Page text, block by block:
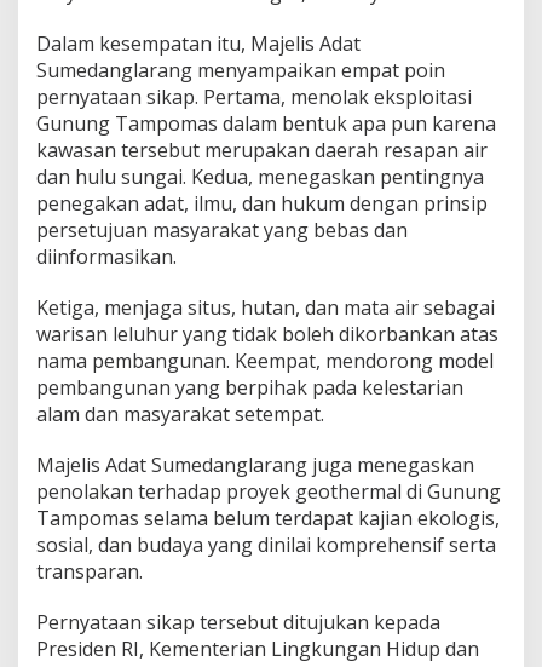
Dalam kesempatan itu, Majelis Adat
Sumedanglarang menyampaikan empat poin
pernyataan sikap. Pertama, menolak eksploitasi
Gunung Tampomas dalam bentuk apa pun karena
kawasan tersebut merupakan daerah resapan air
dan hulu sungai. Kedua, menegaskan pentingnya
penegakan adat, ilmu, dan hukum dengan prinsip
persetujuan masyarakat yang bebas dan
diinformasikan.
Ketiga, menjaga situs, hutan, dan mata air sebagai
warisan leluhur yang tidak boleh dikorbankan atas
nama pembangunan. Keempat, mendorong model
pembangunan yang berpihak pada kelestarian
alam dan masyarakat setempat.
Majelis Adat Sumedanglarang juga menegaskan
penolakan terhadap proyek geothermal di Gunung
Tampomas selama belum terdapat kajian ekologis,
sosial, dan budaya yang dinilai komprehensif serta
transparan.
Pernyataan sikap tersebut ditujukan kepada
Presiden RI, Kementerian Lingkungan Hidup dan